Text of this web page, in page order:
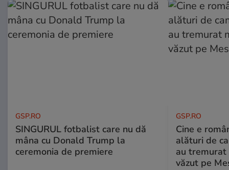
GSP.RO
SINGURUL fotbalist care nu dă
mâna cu Donald Trump la
ceremonia de premiere
GSP.RO
Cine e
alături de
au
văzut pe